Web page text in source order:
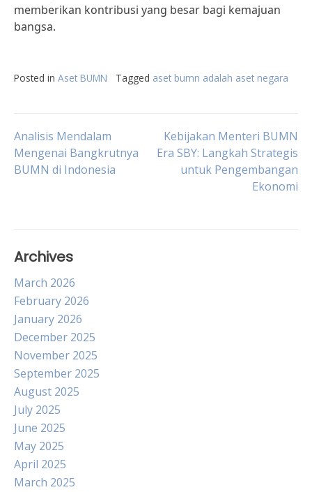
memberikan kontribusi yang besar bagi kemajuan
bangsa.
Posted in Aset BUMN Tagged aset bumn adalah aset negara
Post
navigation
Analisis Mendalam
Mengenai Bangkrutnya
BUMN di Indonesia
Kebijakan Menteri BUMN
Era SBY: Langkah Strategis
untuk Pengembangan
Ekonomi
Archives
March 2026
February 2026
January 2026
December 2025
November 2025
September 2025
August 2025
July 2025
June 2025
May 2025
April 2025
March 2025